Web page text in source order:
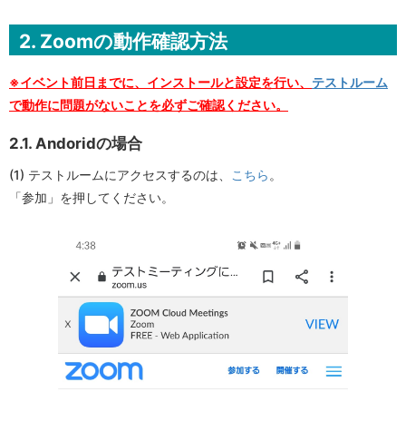
2. Zoomの動作確認方法
※イベント前日までに、インストールと設定を行い、 テストルーム
で動作に問題がないことを必ずご確認ください。
2.1. Andoridの場合
(1) テストルームにアクセスするのは、 こちら 。
「参加」を押してください。